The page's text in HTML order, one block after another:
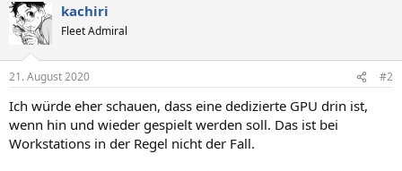
kachiri
Fleet Admiral
21. August 2020 #2
Ich würde eher schauen, dass eine dedizierte GPU drin ist,
wenn hin und wieder gespielt werden soll. Das ist bei
Workstations in der Regel nicht der Fall.